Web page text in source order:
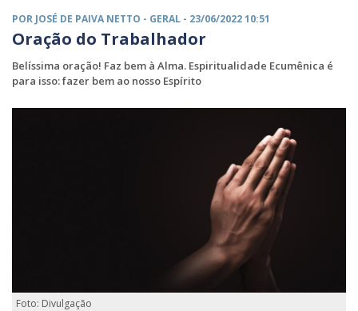
POR JOSÉ DE PAIVA NETTO - GERAL - 23/06/2022 10:51
Oração do Trabalhador
Belíssima oração! Faz bem à Alma. Espiritualidade Ecumênica é
para isso: fazer bem ao nosso Espírito
Foto: Divulgação